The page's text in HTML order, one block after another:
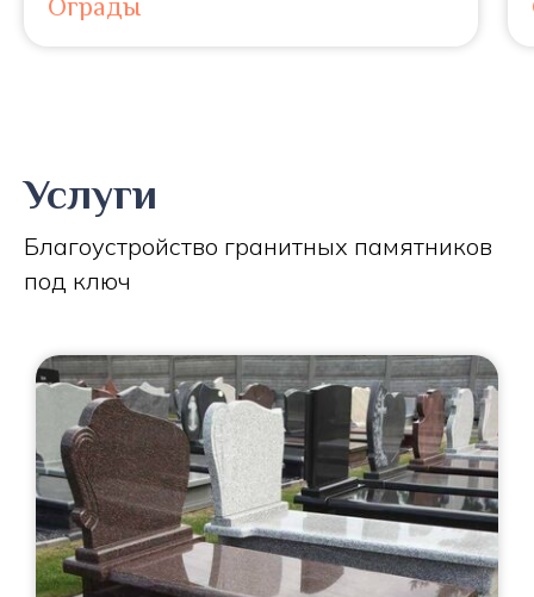
Ограды
Услуги
Благоустройство гранитных памятников
под ключ